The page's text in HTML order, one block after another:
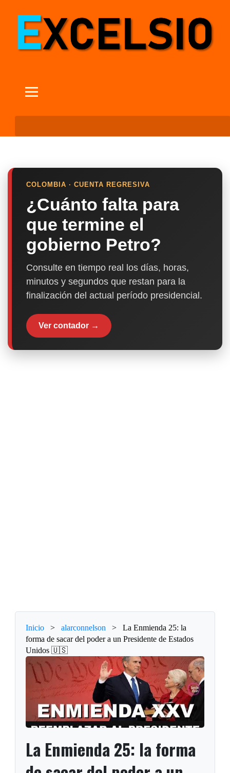
COLOMBIA · CUENTA REGRESIVA
¿Cuánto falta para
que termine el
gobierno Petro?
Consulte en tiempo real los días, horas,
minutos y segundos que restan para la
finalización del actual período presidencial.
Ver contador →
Inicio > alarconnelson >
La Enmienda 25: la
forma de sacar del poder a un Presidente de Estados
Unidos 🇺🇸
La Enmienda 25: la forma